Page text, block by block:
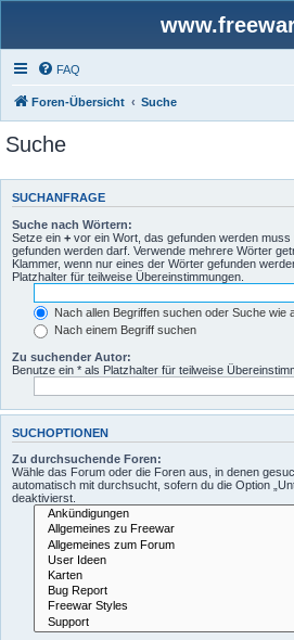
FAQ
Foren-Übersicht Suche
Suche
SUCHANFRAGE
Suche nach Wörtern:
Setze ein + vor ein Wort, das gefunden werden muss
gefunden werden darf. Verwende mehrere Wörter
Klammer, wenn nur eines der Wörter gefunden
Platzhalter für teilweise Übereinstimmungen.
Nach allen Begriffen suchen oder Suche wie
Nach einem Begriff suchen
Zu suchender Autor:
Benutze ein * als Platzhalter für teilweise
SUCHOPTIONEN
Zu durchsuchende Foren:
Wähle das Forum oder die Foren aus, in denen
automatisch mit durchsucht, sofern du die Option
deaktivierst.